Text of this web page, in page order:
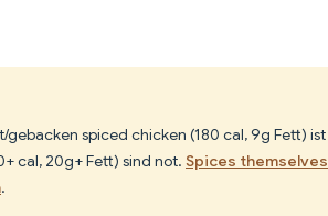
spiced chicken (180 cal, 9g Fett) ist
cal, 20g+ Fett) sind not. Spices themselves
.